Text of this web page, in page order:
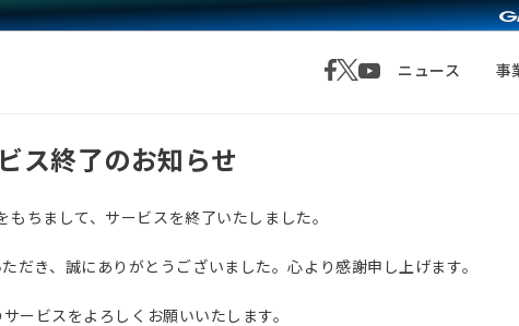
ニュース 事
ス終了のお知らせ
ちまして、サービスを終了いたしました。
だき、誠にありがとうございました。心より感謝申し上げます。
ービスをよろしくお願いいたします。